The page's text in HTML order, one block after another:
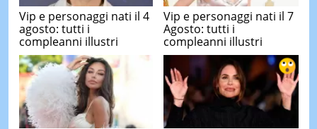
Vip e personaggi nati il 4
agosto: tutti i
compleanni illustri
Vip e personaggi nati il 7
Agosto: tutti i
compleanni illustri